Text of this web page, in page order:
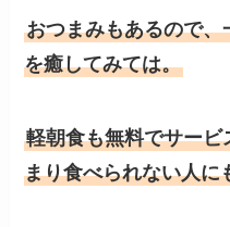
おつまみもあるので
を癒してみては。
軽朝食も無料でサー
まり食べられない人に